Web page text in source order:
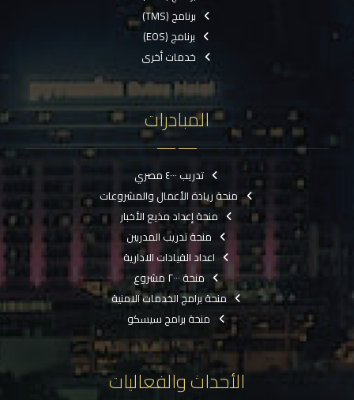
برنامج (TMS)
برنامج (EOS)
خدمات أخرى
المبادرات
تدريب ٤٠٠٠ مصري
منحة ريادة الأعمال والمشروعات
منحة إعداد مذيع الأخبار
منحة تدريب المدربين
اعداد القيادات الادارية
منحة ٢٠٠٠ مشروع
منحة برامج الخدمات الامنية
منحة برامج سيسكو
الأحداث والفعاليات